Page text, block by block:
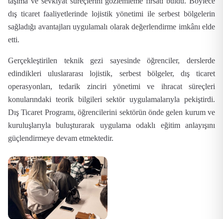
dış ticaret faaliyetlerinde lojistik yönetimi ile serbest bölgelerin
sağladığı avantajları uygulamalı olarak değerlendirme imkânı elde
etti.
Gerçekleştirilen teknik gezi sayesinde öğrenciler, derslerde
edindikleri uluslararası lojistik, serbest bölgeler, dış ticaret
operasyonları, tedarik zinciri yönetimi ve ihracat süreçleri
konularındaki teorik bilgileri sektör uygulamalarıyla pekiştirdi.
Dış Ticaret Programı, öğrencilerini sektörün önde gelen kurum ve
kuruluşlarıyla buluşturarak uygulama odaklı eğitim anlayışını
güçlendirmeye devam etmektedir.